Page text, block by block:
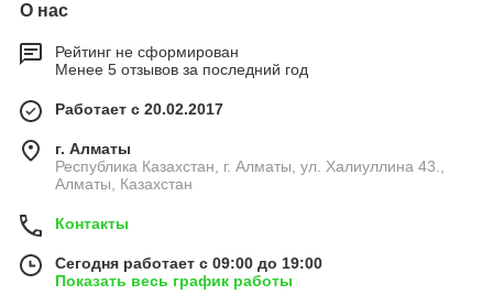
О нас
Рейтинг не сформирован
Менее 5 отзывов за последний год
Работает с 20.02.2017
г. Алматы
Республика Казахстан, г. Алматы, ул. Халиуллина 43.,
Алматы, Казахстан
Контакты
Сегодня работает с 09:00 до 19:00
Показать весь график работы